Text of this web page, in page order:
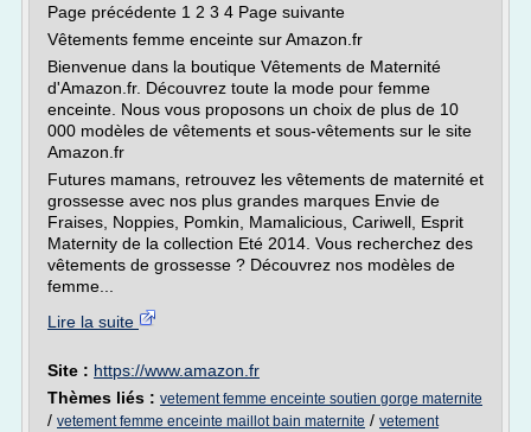
Page précédente 1 2 3 4 Page suivante
Vêtements femme enceinte sur Amazon.fr
Bienvenue dans la boutique Vêtements de Maternité
d'Amazon.fr. Découvrez toute la mode pour femme
enceinte. Nous vous proposons un choix de plus de 10
000 modèles de vêtements et sous-vêtements sur le site
Amazon.fr
Futures mamans, retrouvez les vêtements de maternité et
grossesse avec nos plus grandes marques Envie de
Fraises, Noppies, Pomkin, Mamalicious, Cariwell, Esprit
Maternity de la collection Eté 2014. Vous recherchez des
vêtements de grossesse ? Découvrez nos modèles de
femme...
Lire la suite
Site : https://www.amazon.fr
Thèmes liés : vetement femme enceinte soutien gorge maternite
/ vetement femme enceinte maillot bain maternite / vetement